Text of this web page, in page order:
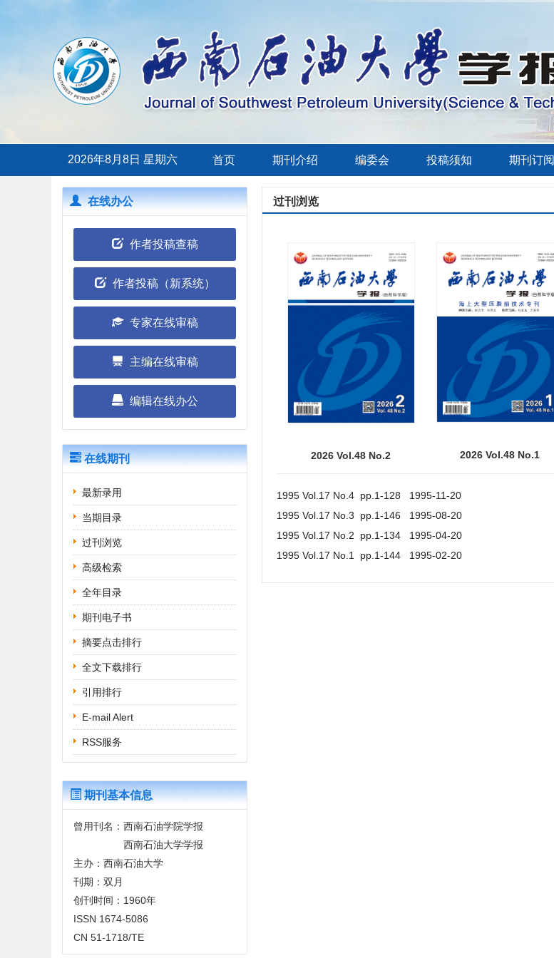
2026年8月8日 星期六 首页 期刊介绍 编委会 投稿须知 期刊订阅
在线办公
作者投稿查稿
作者投稿（新系统）
专家在线审稿
主编在线审稿
编辑在线办公
在线期刊
最新录用
当期目录
过刊浏览
高级检索
全年目录
期刊电子书
摘要点击排行
全文下载排行
引用排行
E-mail Alert
RSS服务
期刊基本信息
曾用刊名：西南石油学院学报
西南石油大学学报
主办：西南石油大学
刊期：双月
创刊时间：1960年
ISSN 1674-5086
CN 51-1718/TE
过刊浏览
2026 Vol.48 No.2 2026 Vol.48 No.1
1995 Vol.17 No.4 pp.1-128 1995-11-20
1995 Vol.17 No.3 pp.1-146 1995-08-20
1995 Vol.17 No.2 pp.1-134 1995-04-20
1995 Vol.17 No.1 pp.1-144 1995-02-20